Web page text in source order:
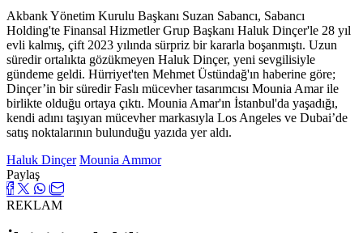
Akbank Yönetim Kurulu Başkanı Suzan Sabancı, Sabancı
Holding'te Finansal Hizmetler Grup Başkanı Haluk Dinçer'le 28 yıl
evli kalmış, çift 2023 yılında sürpriz bir kararla boşanmıştı. Uzun
süredir ortalıkta gözükmeyen Haluk Dinçer, yeni sevgilisiyle
gündeme geldi. Hürriyet'ten Mehmet Üstündağ'ın haberine göre;
Dinçer’in bir süredir Faslı mücevher tasarımcısı Mounia Amar ile
birlikte olduğu ortaya çıktı. Mounia Amar'ın İstanbul'da yaşadığı,
kendi adını taşıyan mücevher markasıyla Los Angeles ve Dubai’de
satış noktalarının bulunduğu yazıda yer aldı.
Haluk Dinçer Mounia Ammor
Paylaş
REKLAM